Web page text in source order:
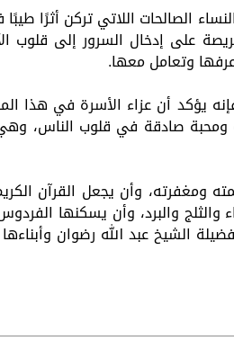
الصالحات اللاتي تركن أثرًا
على إدخال السرور إلى قلوب
وتعامل معها.
يؤكد أن عزاء الأسرة في هذا
صادقة في قلوب الناس،
ومغفرته، وأن يجعل القرآن
والبرد، وأن يسكنها
الشيخ عبد الله رضوان